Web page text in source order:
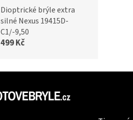
Dioptrické brýle extra
silné Nexus 19415D-
C1/-9,50
499 Kč